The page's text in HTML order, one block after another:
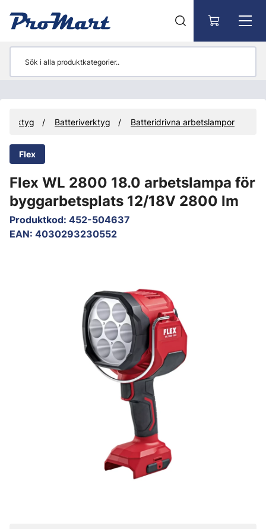
Verktyg Batteriverktyg Batteridrivna arbetslampor
Flex
Flex WL 2800 18.0 arbetslampa för
byggarbetsplats 12/18V 2800 lm
Produktkod: 452-504637
EAN: 4030293230552